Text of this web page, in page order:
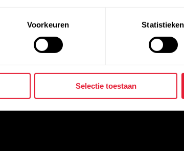
Voorkeuren Statistieken
Selectie toestaan